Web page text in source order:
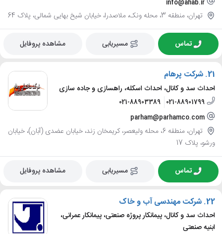
info@ahab.ir
تهران، منطقه 3، محله ونک، ملاصدرا، خیابان شیخ بهایی شمالی، پلاک 64
تماس مسیریابی مشاهده پروفایل
21. شرکت پرهام
احداث سد و کانال، احداث اسکله، راهسازی و جاده سازی
021-88901799
021-88903389
parham@parhamco.com
تهران، منطقه 6، محله ولیعصر، کریمخان زند، خیابان عضدی (آبان)، خیابان
ورشو، پلاک 17
تماس مسیریابی مشاهده پروفایل
22. شرکت مهندسی آب و خاک
احداث سد و کانال، پیمانکار پروژه صنعتی، پیمانکار عمرانی،
ابنیه صنعتی